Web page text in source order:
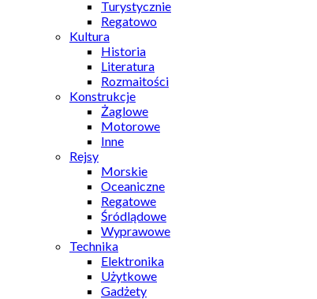
Turystycznie
Regatowo
Kultura
Historia
Literatura
Rozmaitości
Konstrukcje
Żaglowe
Motorowe
Inne
Rejsy
Morskie
Oceaniczne
Regatowe
Śródlądowe
Wyprawowe
Technika
Elektronika
Użytkowe
Gadżety